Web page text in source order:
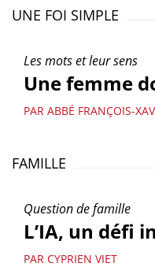
UNE FOI SIMPLE
Les mots et leur sens
Une femme
PAR ABBÉ FRANÇOIS-
FAMILLE
Question de famille
L’IA, un défi
PAR CYPRIEN VIET